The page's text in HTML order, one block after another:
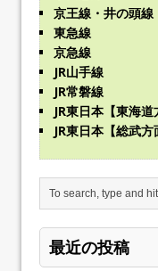
京王線・井の頭線
東急線
京急線
JR山手線
JR常磐線
JR東日本【東海道
JR東日本【総武方
最近の投稿